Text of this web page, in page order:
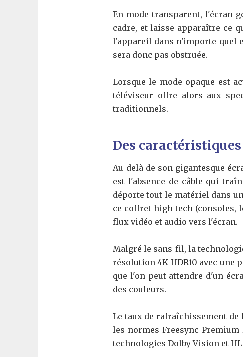
En mode transparent, l'écran
cadre, et laisse apparaître ce
l'appareil dans n'importe quel
sera donc pas obstruée.
Lorsque le mode opaque est
téléviseur offre alors aux
traditionnels.
Des
Au-delà de son gigantesque
est l'absence de câble qui
déporte tout le matériel dans
ce coffret high tech (consoles,
flux vidéo et audio vers l'écran.
Malgré le sans-fil, la
résolution 4K HDR10 avec une
que l'on peut attendre d'un
des couleurs.
Le taux de rafraîchissement de
les normes Freesync
technologies Dolby Vision et